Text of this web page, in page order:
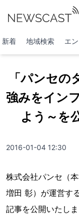
新着 地域検索 エ
「パンセの
強みをイン
よう～を
2016-01-04 12:30
株式会社パンセ（
増田 彰）が運営す
記事を公開いたしま